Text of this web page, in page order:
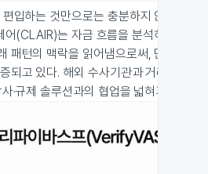
입하는 것만으로는 충분하지 않다. 그
어(CLAIR)는 자금 흐름을 분석하고 위
패턴의 맥락을 읽어냄으로써, 단순한
되고 있다. 해외 수사기관과 거래소 등
·규제 솔루션과의 협업을 넓혀가고 있다.